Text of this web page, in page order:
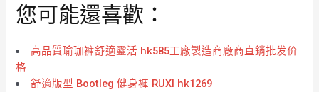
您可能還喜歡：
高品質瑜珈褲舒適靈活 hk585工廠製造商廠商直銷批发价
格
舒適版型 Bootleg 健身褲 RUXI hk1269